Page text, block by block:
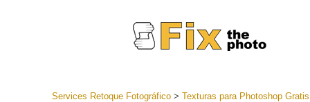
Services Retoque Fotográfico> Texturas para Photoshop Gratis